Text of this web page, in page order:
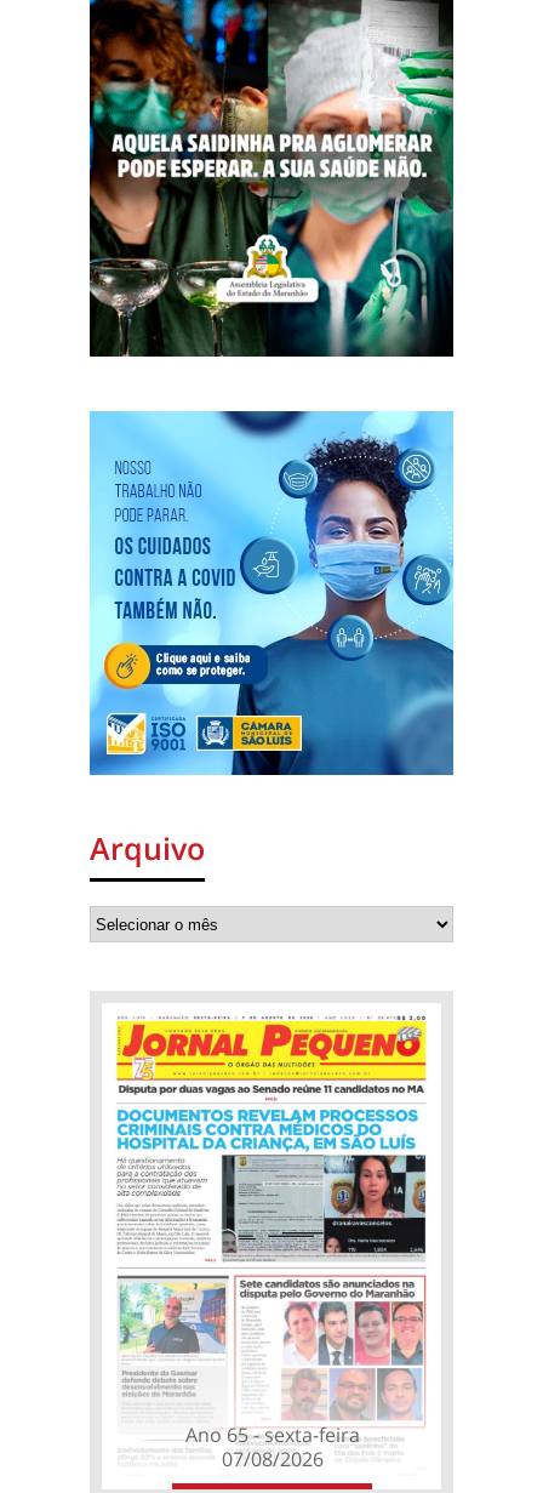
Arquivo
Ano 65 - sexta-feira
07/08/2026